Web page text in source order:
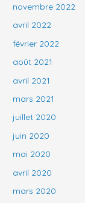
novembre 2022
avril 2022
février 2022
août 2021
avril 2021
mars 2021
juillet 2020
juin 2020
mai 2020
avril 2020
mars 2020